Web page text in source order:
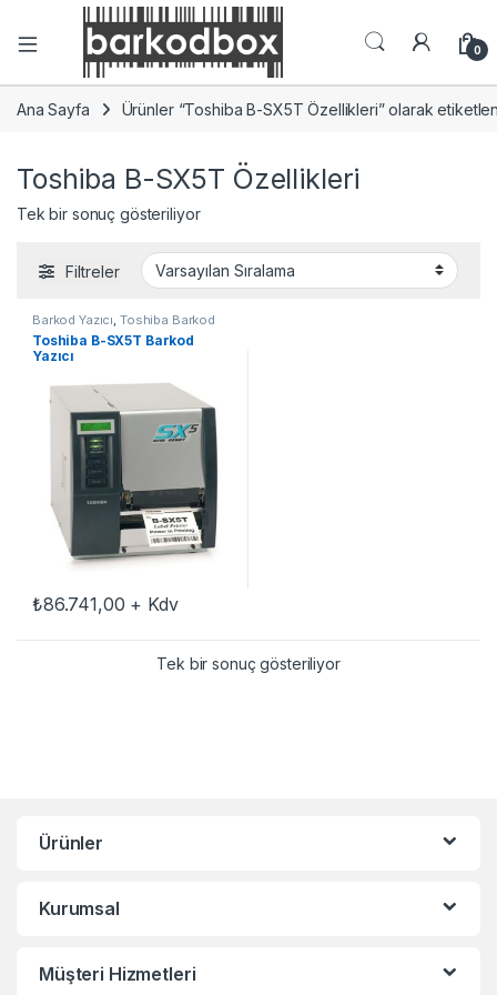
0
Ana Sayfa Ürünler “Toshiba B-SX5T Özellikleri” olarak
Toshiba B-SX5T Özellikleri
Tek bir sonuç gösteriliyor
Filtreler
Barkod Yazıcı Toshiba Barkod
Yazıcı
Toshiba B-SX5T Barkod
Yazıcı
₺86.741,00 + Kdv
Tek bir sonuç gösteriliyor
Ürünler
Kurumsal
Müşteri Hizmetleri